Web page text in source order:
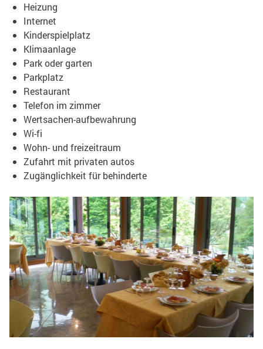
Heizung
Internet
Kinderspielplatz
Klimaanlage
Park oder garten
Parkplatz
Restaurant
Telefon im zimmer
Wertsachen-aufbewahrung
Wi-fi
Wohn- und freizeitraum
Zufahrt mit privaten autos
Zugänglichkeit für behinderte